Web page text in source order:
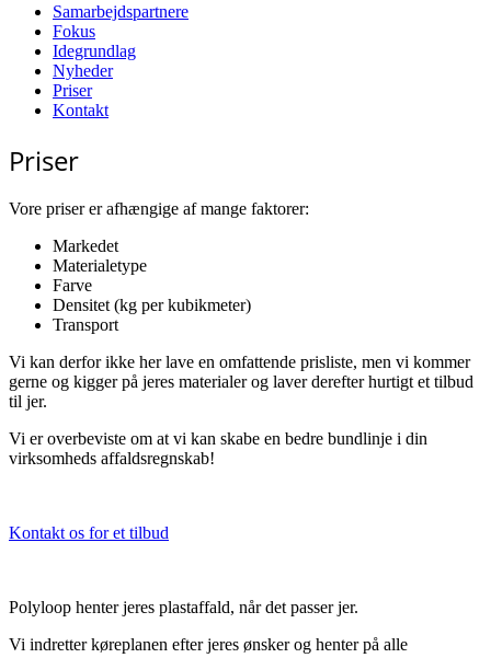
Samarbejdspartnere
Fokus
Idegrundlag
Nyheder
Priser
Kontakt
Priser
Vore priser er afhængige af mange faktorer:
Markedet
Materialetype
Farve
Densitet (kg per kubikmeter)
Transport
Vi kan derfor ikke her lave en omfattende prisliste, men vi kommer
gerne og kigger på jeres materialer og laver derefter hurtigt et tilbud
til jer.
Vi er overbeviste om at vi kan skabe en bedre bundlinje i din
virksomheds affaldsregnskab!
Kontakt os for et tilbud
Polyloop henter jeres plastaffald, når det passer jer.
Vi indretter køreplanen efter jeres ønsker og henter på alle